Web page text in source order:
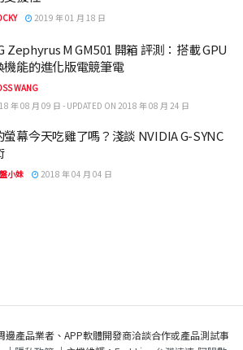
2019 年 01 月 18 日
Zephyrus M GM501 開箱 評測：搭載 GPU
機能的進化版電競筆電
WANG
年 08 月 09 日 - UPDATED ON 2018 年 08 月 24 日
螢幕今天吃雞了嗎？淺談 NVIDIA G-SYNC
小妹 2018 年 04 月 04 日
產品業者、APP軟體開發商洽談合作或產品測試事